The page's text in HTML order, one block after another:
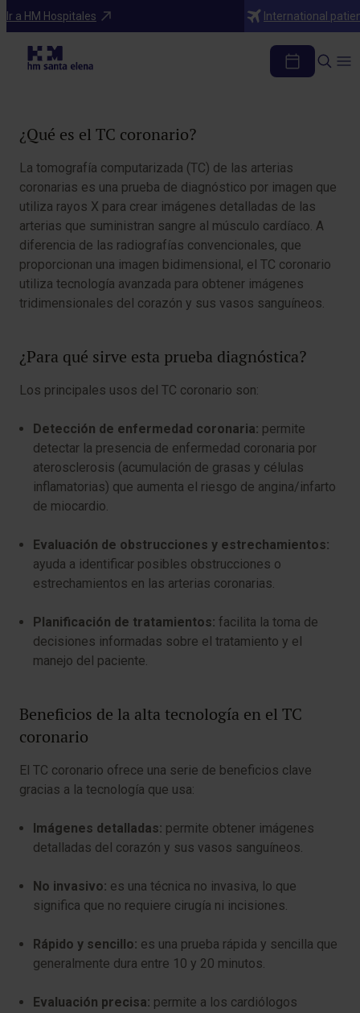
Ir a HM Hospitales International
Diagnosticos
TC coronario
¿Qué es el TC coronario?
La tomografía computarizada (TC) de las arterias
coronarias es una prueba de diagnóstico por imagen que
utiliza rayos X para crear imágenes detalladas de las
arterias que suministran sangre al músculo cardíaco. A
diferencia de las radiografías convencionales, que
proporcionan una imagen bidimensional, el TC coronario
utiliza tecnología avanzada para obtener imágenes
tridimensionales del corazón y sus vasos sanguíneos.
¿Para qué sirve esta prueba diagnóstica?
Los principales usos del TC coronario son:
Detección de enfermedad coronaria: permite
detectar la presencia de enfermedad coronaria por
aterosclerosis (acumulación de grasas y células
inflamatorias) que aumenta el riesgo de angina/infarto
de miocardio.
Evaluación de obstrucciones y estrechamientos:
ayuda a identificar posibles obstrucciones o
estrechamientos en las arterias coronarias.
Planificación de tratamientos: facilita la toma de
decisiones informadas sobre el tratamiento y el
manejo del paciente.
Beneficios de la alta tecnología en el TC
coronario
El TC coronario ofrece una serie de beneficios clave
gracias a la tecnología que usa:
Imágenes detalladas: permite obtener imágenes
detalladas del corazón y sus vasos sanguíneos.
No invasivo: es una técnica no invasiva, lo que
significa que no requiere cirugía ni incisiones.
Rápido y sencillo: es una prueba rápida y sencilla que
generalmente dura entre 10 y 20 minutos.
Evaluación precisa: permite a los cardiólogos